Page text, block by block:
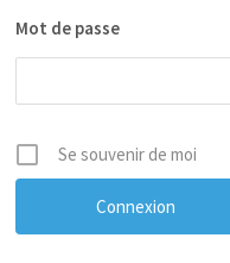
Mot de passe
Se souvenir de moi